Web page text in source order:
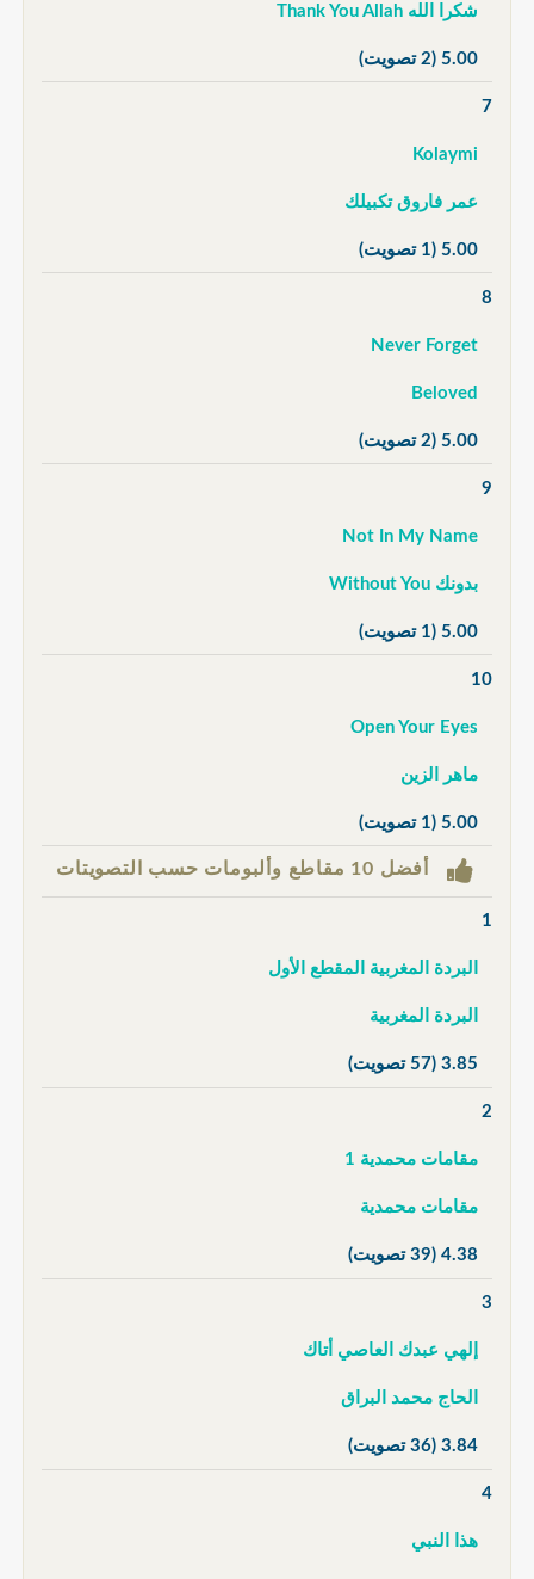
شكرا الله Thank You Allah
5.00 (2 تصويت)
7
Kolaymi
عمر فاروق تكبيلك
5.00 (1 تصويت)
8
Never Forget
Beloved
5.00 (2 تصويت)
9
Not In My Name
بدونك Without You
5.00 (1 تصويت)
10
Open Your Eyes
ماهر الزين
5.00 (1 تصويت)
أفضل 10 مقاطع وألبومات حسب التصويتات
1
البردة المغربية المقطع الأول
البردة المغربية
3.85 (57 تصويت)
2
مقامات محمدية 1
مقامات محمدية
4.38 (39 تصويت)
3
إلهي عبدك العاصي أتاك
الحاج محمد البراق
3.84 (36 تصويت)
4
هذا النبي